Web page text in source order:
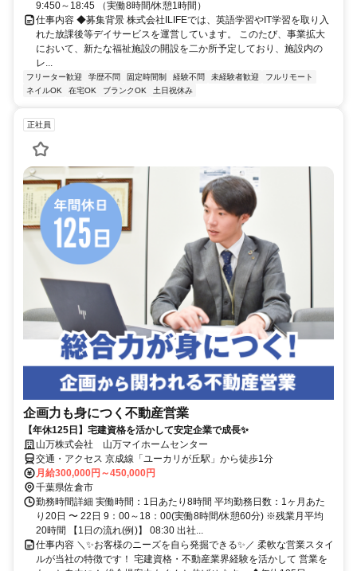
9:450～18:45 （実働8時間/休憩1時間）
仕事内容 ◆募集背景 株式会社ILIFEでは、英語学習やIT学習を取り入
れた放課後等デイサービスを運営しています。 このたび、事業拡大
において、新たな福祉施設の開設を二か所予定しており、施設内の
レ...
フリーター歓迎 学歴不問 固定時間制 経験不問 未経験者歓迎
フルリモート
ネイルOK
在宅OK ブランクOK 土日祝休み
正社員
企画力も身につく不動産営業
【年休125日】宅建資格を活かして安定企業で成長✨
山万株式会社 山万マイホームセンター
交通・アクセス 京成線「ユーカリが丘駅」から徒歩1分
月給300,000円～450,000円
千葉県佐倉市
勤務時間詳細 実働時間：1日あたり8時間 平均勤務日数：1ヶ月あた
り20日 〜 22日 9：00～18：00(実働8時間/休憩60分) ※残業月平均
20時間 【1日の流れ(例)】 08:30 出社...
仕事内容 ＼✨お客様のニーズを自ら発掘できる✨／ 柔軟な営業スタイ
ルが当社の特徴です！ 宅建資格・不動産業界経験を活かして 営業を